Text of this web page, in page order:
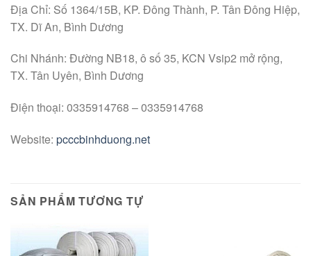
Địa Chỉ: Số 1364/15B, KP. Đông Thành, P. Tân Đông Hiệp,
TX. Dĩ An, Bình Dương
Chi Nhánh: Đường NB18, ô số 35, KCN Vsip2 mở rộng,
TX. Tân Uyên, Bình Dương
Điện thoại: 0335914768 – 0335914768
Website: pcccbinhduong.net
SẢN PHẨM TƯƠNG TỰ